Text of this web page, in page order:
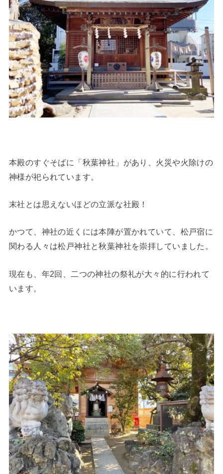
本殿のすぐそばに「秋葉神社」があり、火災や火除けの
神様が祀られています。
末社とは思えないほどの立派な社殿！
かつて、神社の近くには本陣が置かれていて、松戸宿に
関わる人々は松戸神社と秋葉神社を崇拝していました。
現在も、年2回、二つの神社の祭礼が大々的に行われて
います。